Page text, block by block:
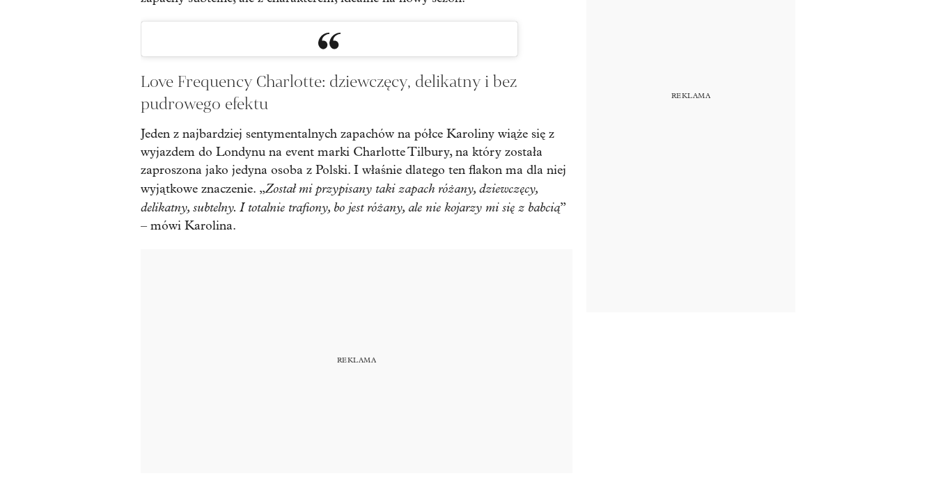
Love Frequency Charlotte: dziewczęcy, delikatny i bez
pudrowego efektu
Jeden z najbardziej sentymentalnych zapachów na półce Karoliny wiąże się z
wyjazdem do Londynu na event marki Charlotte Tilbury, na który została
zaproszona jako jedyna osoba z Polski. I właśnie dlatego ten flakon ma dla niej
wyjątkowe znaczenie. „Został mi przypisany taki zapach różany, dziewczęcy,
delikatny, subtelny. I totalnie trafiony, bo jest różany, ale nie kojarzy mi się z babcią”
– mówi Karolina.